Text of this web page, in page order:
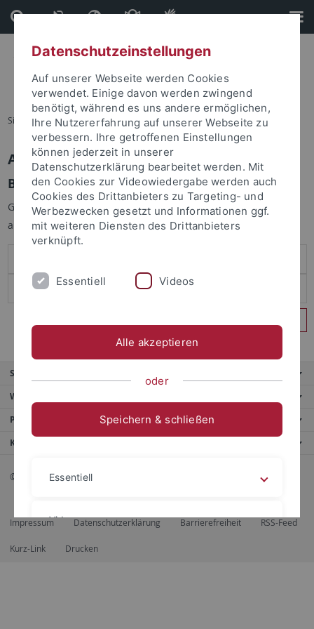
Direkt
zum
Inhalt
Direkt
zur
Fußleiste
Sie sind hier: Startseite
Anmelden
Benutzeranmeldung
Geben Sie Ihren Benutzernamen und Ihr Passwort an um sich
anzumelden:
Service
Weitere Angebote
Portale
Kontaktinfo
© 2026 Eberhard Karls Universität Tübingen, Tübingen
Impressum Datenschutzerklärung Barrierefreiheit RSS-Feed
Kurz-Link Drucken
Datenschutzeinstellungen
Auf unserer Webseite werden Cookies
verwendet. Einige davon werden zwingend
benötigt, während es uns andere ermöglichen,
Ihre Nutzererfahrung auf unserer Webseite zu
verbessern. Ihre getroffenen Einstellungen
können jederzeit in unserer
Datenschutzerklärung bearbeitet werden. Mit
den Cookies zur Videowiedergabe werden auch
Cookies des Drittanbieters zu Targeting- und
Werbezwecken gesetzt und Informationen ggf.
mit weiteren Diensten des Drittanbieters
verknüpft.
Essentiell Videos
Alle akzeptieren
oder
Speichern & schließen
Essentiell
Videos